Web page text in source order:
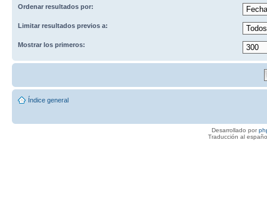
Ordenar resultados por:
Limitar resultados previos a:
Mostrar los primeros:
Índice general
Desarrollado por
Traducción al